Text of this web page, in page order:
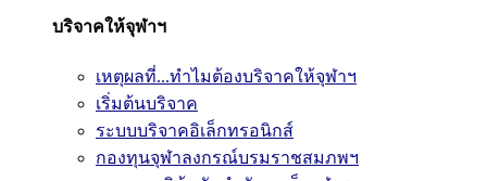
บริจาคให้จุฬาฯ
เหตุผลที่...ทำไมต้องบริจาคให้จุฬาฯ
เริ่มต้นบริจาค
ระบบบริจาคอิเล็กทรอนิกส์
กองทุนจุฬาลงกรณ์บรมราชสมภพฯ